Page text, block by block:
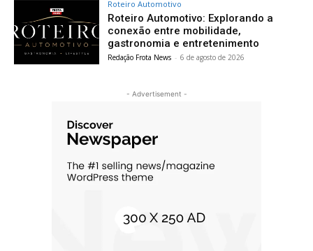
Roteiro Automotivo
Roteiro Automotivo: Explorando a
conexão entre mobilidade,
gastronomia e entretenimento
Redação Frota News - 6 de agosto de 2026
- Advertisement -